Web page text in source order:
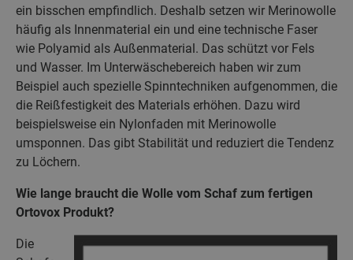
ein bisschen empfindlich. Deshalb setzen wir Merinowolle
häufig als Innenmaterial ein und eine technische Faser
wie Polyamid als Außenmaterial. Das schützt vor Fels
und Wasser. Im Unterwäschebereich haben wir zum
Beispiel auch spezielle Spinntechniken aufgenommen, die
die Reißfestigkeit des Materials erhöhen. Dazu wird
beispielsweise ein Nylonfaden mit Merinowolle
umsponnen. Das gibt Stabilität und reduziert die Tendenz
zu Löchern.
Wie lange braucht die Wolle vom Schaf zum fertigen
Ortovox Produkt?
Die